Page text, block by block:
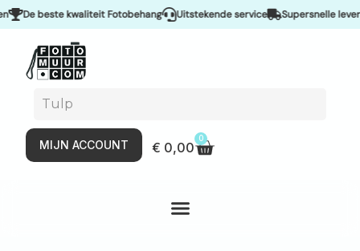
De beste kwaliteit Fotobehang Uitstekende service Supersnelle levering
MIJN ACCOUNT € 0,00
0